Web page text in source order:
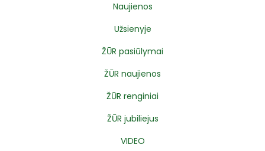
Naujienos
Užsienyje
ŽŪR pasiūlymai
ŽŪR naujienos
ŽŪR renginiai
ŽŪR jubiliejus
VIDEO